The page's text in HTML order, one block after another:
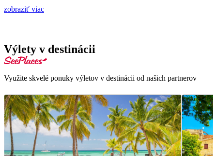
zobraziť viac
Výlety v destinácii
Využite skvelé ponuky výletov v destinácii od našich partnerov